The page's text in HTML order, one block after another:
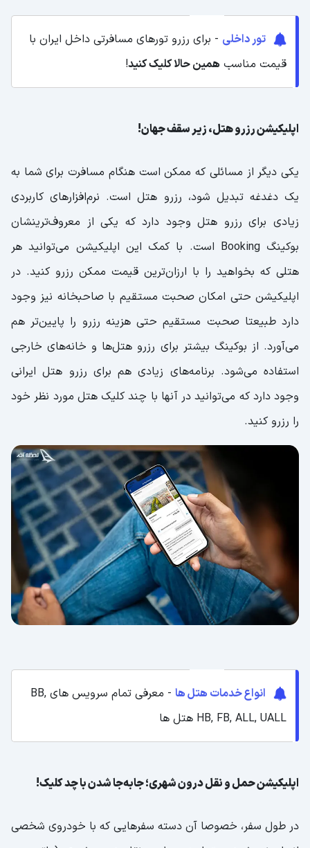
تور داخلی - برای رزرو تورهای مسافرتی داخل ایران با
قیمت مناسب همین حالا کلیک کنید!
اپلیکیشن رزرو هتل، زیر سقف جهان!
یکی دیگر از مسائلی که ممکن است هنگام مسافرت برای شما به
یک دغدغه تبدیل شود، رزرو هتل است. نرم‌افزارهای کاربردی
زیادی برای رزرو هتل وجود دارد که یکی از معروف‌ترینشان
بوکینگ Booking است. با کمک این اپلیکیشن می‌توانید هر
هتلی که بخواهید را با ارزان‌ترین قیمت ممکن رزرو کنید. در
اپلیکیشن حتی امکان صحبت مستقیم با صاحبخانه نیز وجود
دارد طبیعتا صحبت مستقیم حتی هزینه رزرو را پایین‌تر هم
می‌آورد. از بوکینگ بیشتر برای رزرو هتل‌ها و خانه‌های خارجی
استفاده می‌شود. برنامه‌های زیادی هم برای رزرو هتل ایرانی
وجود دارد که می‌توانید در آنها با چند کلیک هتل مورد نظر خود
را رزرو کنید.
انواع خدمات هتل ها
- معرفی تمام سرویس های BB,
HB, FB, ALL, UALL هتل ها
اپلیکیشن حمل و نقل درون شهری؛ جابه‌جا شدن با چد کلیک!
در طول سفر، خصوصا آن دسته سفرهایی که با خودروی شخصی